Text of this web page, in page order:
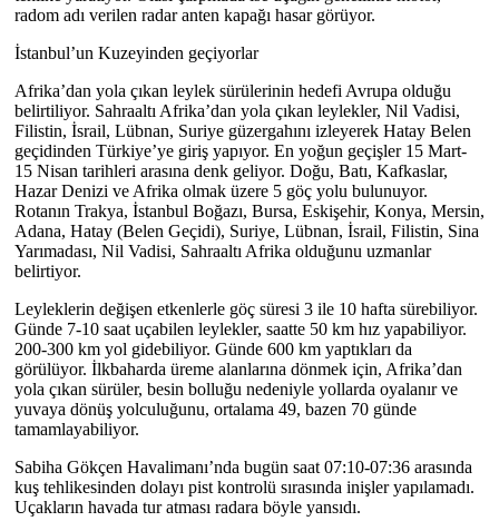
radom adı verilen radar anten kapağı hasar görüyor.
İstanbul’un Kuzeyinden geçiyorlar
Afrika’dan yola çıkan leylek sürülerinin hedefi Avrupa olduğu
belirtiliyor. Sahraaltı Afrika’dan yola çıkan leylekler, Nil Vadisi,
Filistin, İsrail, Lübnan, Suriye güzergahını izleyerek Hatay Belen
geçidinden Türkiye’ye giriş yapıyor. En yoğun geçişler 15 Mart-
15 Nisan tarihleri arasına denk geliyor. Doğu, Batı, Kafkaslar,
Hazar Denizi ve Afrika olmak üzere 5 göç yolu bulunuyor.
Rotanın Trakya, İstanbul Boğazı, Bursa, Eskişehir, Konya, Mersin,
Adana, Hatay (Belen Geçidi), Suriye, Lübnan, İsrail, Filistin, Sina
Yarımadası, Nil Vadisi, Sahraaltı Afrika olduğunu uzmanlar
belirtiyor.
Leyleklerin değişen etkenlerle göç süresi 3 ile 10 hafta sürebiliyor.
Günde 7-10 saat uçabilen leylekler, saatte 50 km hız yapabiliyor.
200-300 km yol gidebiliyor. Günde 600 km yaptıkları da
görülüyor. İlkbaharda üreme alanlarına dönmek için, Afrika’dan
yola çıkan sürüler, besin bolluğu nedeniyle yollarda oyalanır ve
yuvaya dönüş yolculuğunu, ortalama 49, bazen 70 günde
tamamlayabiliyor.
Sabiha Gökçen Havalimanı’nda bugün saat 07:10-07:36 arasında
kuş tehlikesinden dolayı pist kontrolü sırasında inişler yapılamadı.
Uçakların havada tur atması radara böyle yansıdı.